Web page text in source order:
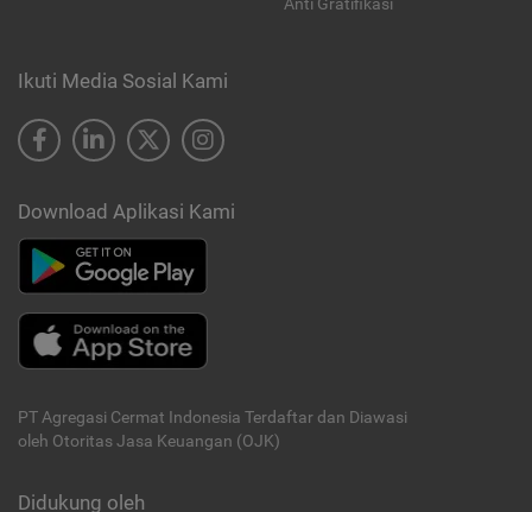
Ikuti Media Sosial Kami
Download Aplikasi Kami
PT Agregasi Cermat Indonesia Terdaftar dan Diawasi
oleh Otoritas Jasa Keuangan (OJK)
Didukung oleh